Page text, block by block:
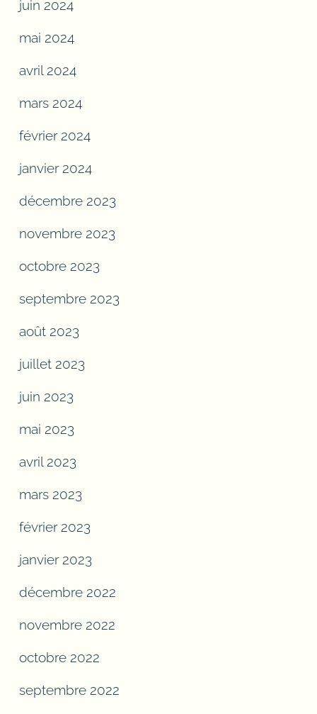
juin 2024
mai 2024
avril 2024
mars 2024
février 2024
janvier 2024
décembre 2023
novembre 2023
octobre 2023
septembre 2023
août 2023
juillet 2023
juin 2023
mai 2023
avril 2023
mars 2023
février 2023
janvier 2023
décembre 2022
novembre 2022
octobre 2022
septembre 2022